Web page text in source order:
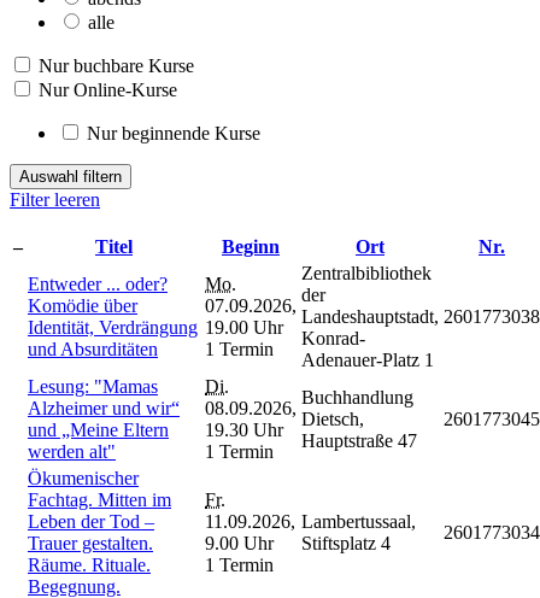
alle
Nur buchbare Kurse
Nur Online-Kurse
Nur beginnende Kurse
Auswahl filtern
Filter leeren
– Titel Beginn Ort
Nr.
Entweder ... oder?
Komödie über
Identität, Verdrängung
und Absurditäten
Mo.
07.09.2026,
19.00 Uhr
1 Termin
Zentralbibliothek
der
Landeshauptstadt,
Konrad-
Adenauer-Platz 1
2601773038
Lesung: "Mamas
Alzheimer und wir“
und „Meine Eltern
werden alt"
Di.
08.09.2026,
19.30 Uhr
1 Termin
Buchhandlung
Dietsch,
Hauptstraße 47
2601773045
Ökumenischer
Fachtag. Mitten im
Leben der Tod –
Trauer gestalten.
Räume. Rituale.
Begegnung.
Fr.
11.09.2026,
9.00 Uhr
1 Termin
Lambertussaal,
Stiftsplatz 4
2601773034